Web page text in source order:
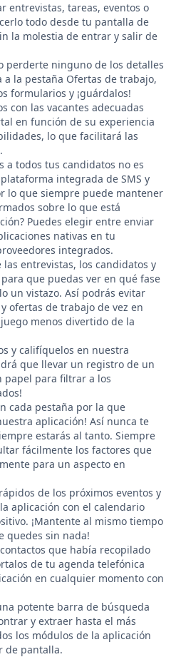
entrevistas, tareas, eventos o
todo desde tu pantalla de
la molestia de entrar y salir de
perderte ninguno de los detalles
a la pestaña Ofertas de trabajo,
formularios y ¡guárdalos!
con las vacantes adecuadas
en función de su experiencia
lo que facilitará las
a todos tus candidatos no es
integrada de SMS y
lo que siempre puede mantener
sobre lo que está
Puedes elegir entre enviar
nativas en tu
integrados.
entrevistas, los candidatos y
que puedas ver en qué fase
un vistazo. Así podrás evitar
ofertas de trabajo de vez en
menos divertido de la
y califíquelos en nuestra
que llevar un registro de un
papel para filtrar a los
cada pestaña por la que
aplicación! Así nunca te
estarás al tanto. Siempre
fácilmente los factores que
para un aspecto en
de los próximos eventos y
aplicación con el calendario
¡Mantente al mismo tiempo
quedes sin nada!
que había recopilado
de tu agenda telefónica
en cualquier momento con
potente barra de búsqueda
y extraer hasta el más
los módulos de la aplicación
de pantalla.